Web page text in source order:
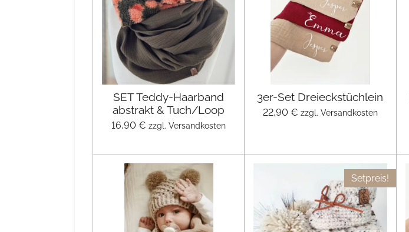
SET Teddy-Haarband
abstrakt & Tuch/Loop
16,90 € zzgl. Versandkosten
3er-Set Dreieckstüchlein
22,90 € zzgl. Versandkosten
Setpreis!